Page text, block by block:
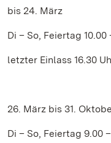
bis 24. März
Di – So, Feiertag 10.00
letzter Einlass 16.30
26. März bis 31.
Di – So, Feiertag 9.00